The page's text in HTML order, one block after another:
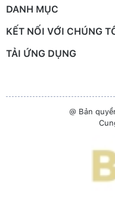
DANH MỤC
KẾT NỐI VỚI CHÚNG
TẢI ỨNG DỤNG
@ Bản